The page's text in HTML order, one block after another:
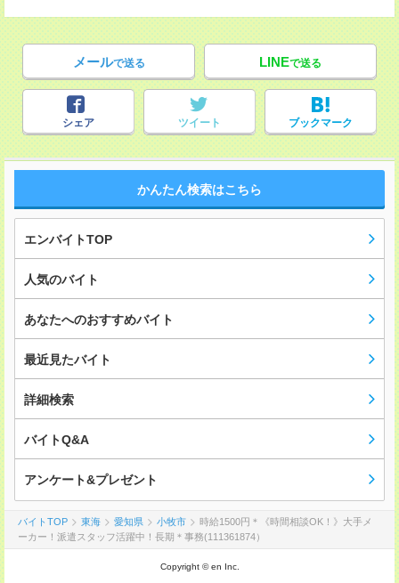
メールで送る LINEで送る
シェア ツイート ブックマーク
かんたん検索はこちら
エンバイトTOP
人気のバイト
あなたへのおすすめバイト
最近見たバイト
詳細検索
バイトQ&A
アンケート&プレゼント
バイトTOP 東海 愛知県 小牧市
時給1500円＊《時間相談OK！》大手メ
ーカー！派遣スタッフ活躍中！長期＊事務(111361874）
Copyright © en Inc.